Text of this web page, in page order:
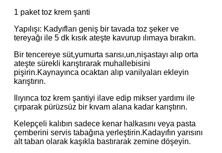
1 paket toz krem şanti
Yapılışı: Kadyıfları geniş bir tavada toz şeker ve
tereyağı ile 5 dk kısık ateşte kavurup ılımaya bırakın.
Bir tencereye süt,yumurta sarısı,un,nişastayı alıp orta
ateşte sürekli karıştırarak muhallebisini
pişirin.Kaynayınca ocaktan alıp vanilyaları ekleyin
karıştırın.
Ilıyınca toz krem şantiyi ilave edip mikser yardımı ile
çırparak pürüzsüz bir kıvam alana kadar karıştırın.
Kelepçeli kalıbın sadece kenar halkasını veya pasta
çemberini servis tabağına yerleştirin.Kadayıfın yarısını
alt taban olarak kaşıkla bastırarak zemine döşeyin.